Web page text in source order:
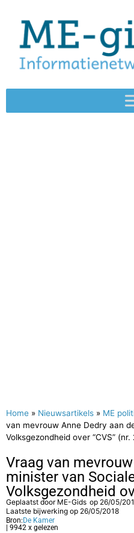
Home » Nieuwsartikels » ME
van mevrouw Anne Dedry aan
Volksgezondheid over “CVS”
Vraag van
minister van
Volksgezondheid
Geplaatst door ME-Gids op 26/05/
Laatste bijwerking op 26/05/2018
Bron: De Kamer
| 9942 x gelezen